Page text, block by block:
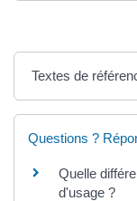
Textes de
Questions ?
Quelle
d'usage ?